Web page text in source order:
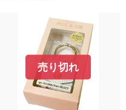
売り切れ